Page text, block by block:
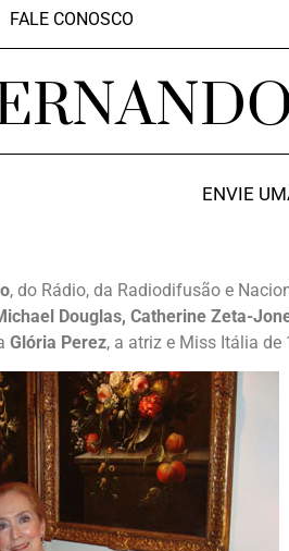
FALE CONOSCO
ENVIE
, do Rádio, da Radiodifusão e
Douglas, Catherine Zeta-
Glória Perez, a atriz e Miss Itália de